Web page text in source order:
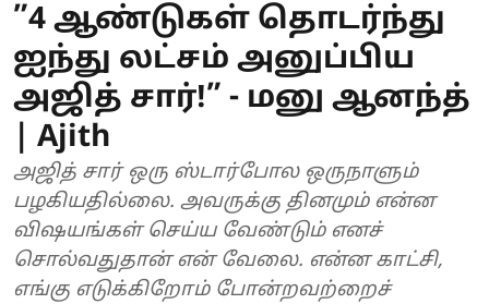
”4 ஆண்டுகள் தொடர்ந்து
ஐந்து லட்சம் அனுப்பிய
அஜித் சார்!” - மனு ஆனந்த்
| Ajith
அஜித் சார் ஒரு ஸ்டார்போல ஒருநாளும்
பழகியதில்லை. அவருக்கு தினமும் என்ன
விஷயங்கள் செய்ய வேண்டும் எனச்
சொல்வதுதான் என் வேலை. என்ன காட்சி,
எங்கு எடுக்கிறோம் போன்றவற்றைச்